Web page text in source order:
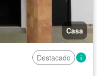
Casa
Destacado